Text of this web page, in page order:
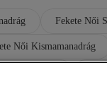
Fekete Női
Női Kismamanadrág